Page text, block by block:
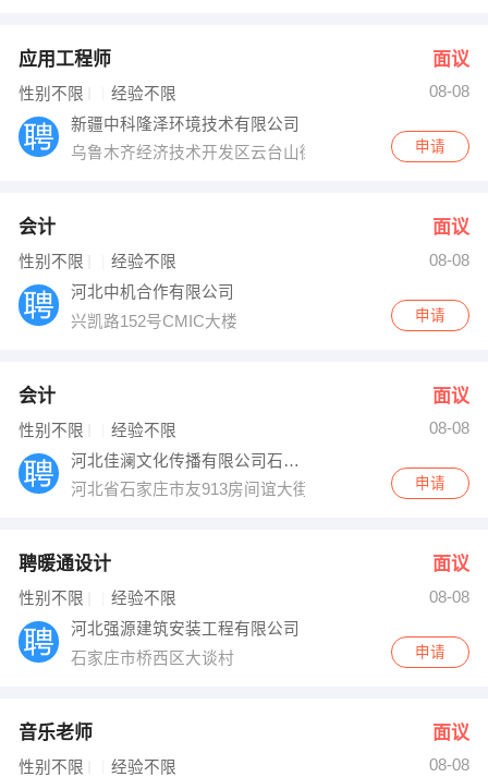
应用工程师 面议
性别不限 经验不限
08-08
新疆中科隆泽环境技术有限公司
乌鲁木齐经济技术开发区云台山街499号盛达广场910
申请
会计 面议
性别不限 经验不限
08-08
河北中机合作有限公司
兴凯路152号CMIC大楼
申请
会计 面议
性别不限 经验不限
08-08
河北佳澜文化传播有限公司石家庄分公司
河北省石家庄市友913房间谊大街与和平路交叉口东行
申请
聘暖通设计 面议
性别不限 经验不限
08-08
河北强源建筑安装工程有限公司
石家庄市桥西区大谈村
申请
音乐老师 面议
性别不限 经验不限
08-08